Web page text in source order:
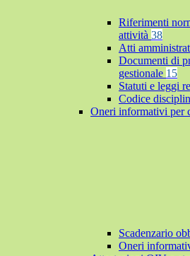
Riferimenti
attività 38
Atti
Documenti di
gestionale 15
Statuti e leggi
Codice
Oneri informativi per
Scadenzario
Oneri